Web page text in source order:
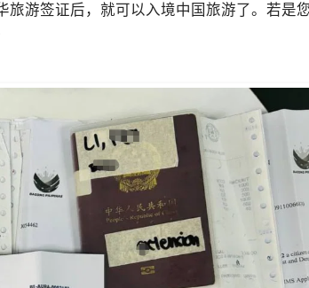
游签证后，就可以入境中国旅游了。若是